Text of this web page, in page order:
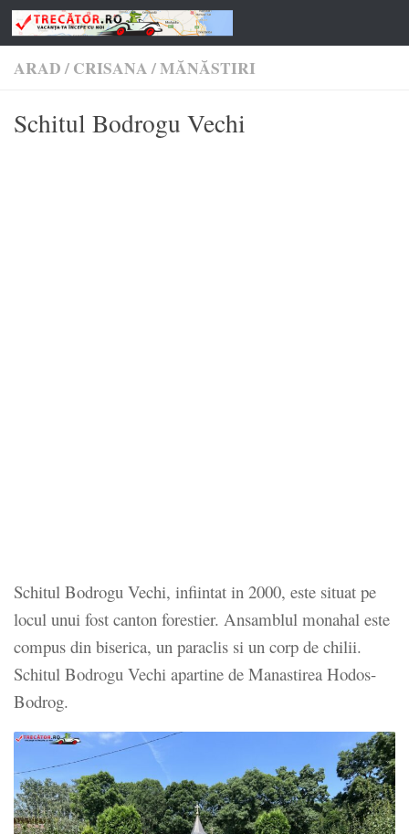
Skip to content
ARAD/CRISANA/MĂNĂSTIRI
Schitul Bodrogu Vechi
Schitul Bodrogu Vechi, infiintat in 2000, este situat pe
locul unui fost canton forestier. Ansamblul monahal este
compus din biserica, un paraclis si un corp de chilii.
Schitul Bodrogu Vechi apartine de Manastirea Hodos-
Bodrog.